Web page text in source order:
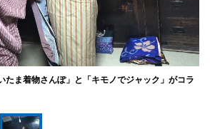
たま着物さんぽ」と「キモノでジャック」がコラ